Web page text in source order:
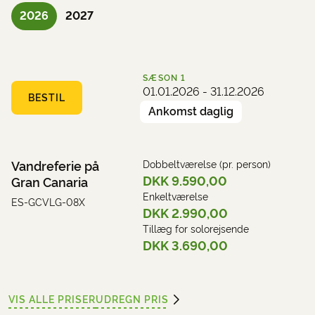
Hotel (eksempel):
2026 2027
BESTIL
Vandreferie på
Gran Canaria
ES-GCVLG-08X
SÆSON 1
01.01.2026 - 31.12.2026
Ankomst daglig
Dobbeltværelse (pr. person)
DKK 9.590,00
Enkeltværelse
DKK 2.990,00
Tillæg for solorejsende
DKK 3.690,00
VIS ALLE PRISERUDREGN PRIS